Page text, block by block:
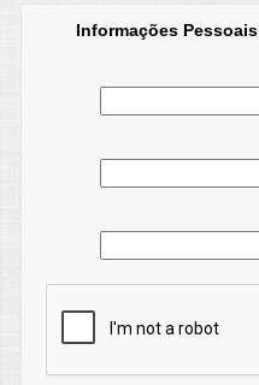
Informações Pessoais